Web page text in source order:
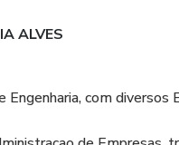
proposta
ALVES
com